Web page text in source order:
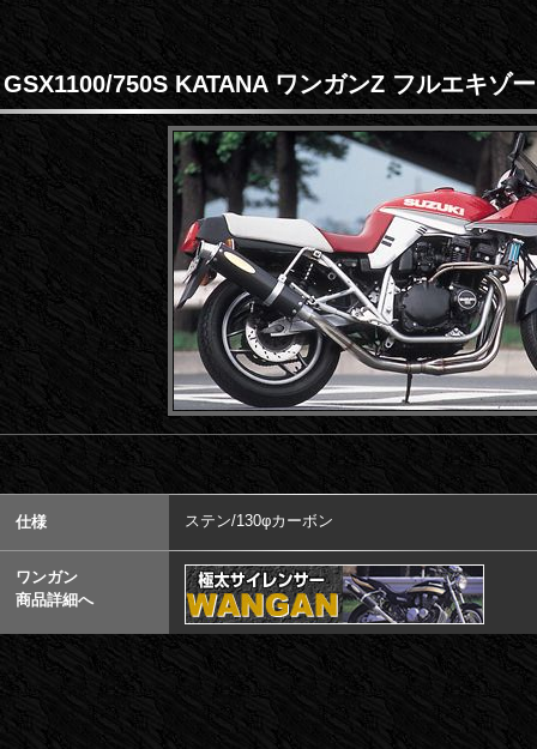
GSX1100/750S KATANA ワンガンZ フルエキゾ
仕様 ステン/130φカーボン
ワンガン
商品詳細へ